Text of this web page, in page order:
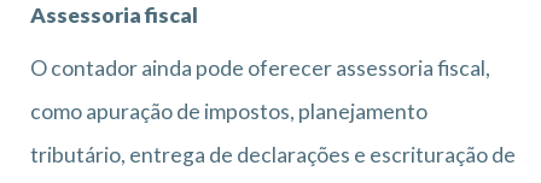
Assessoria fiscal
O contador ainda pode oferecer assessoria fiscal,
como apuração de impostos, planejamento
tributário, entrega de declarações e escrituração de